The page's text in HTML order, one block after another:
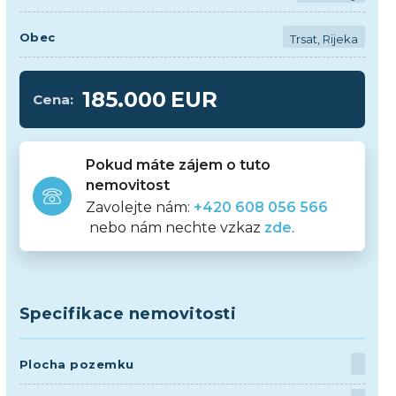
Obec Trsat, Rijeka
Cena: 185.000 EUR
Pokud máte zájem o tuto
nemovitost
Zavolejte nám: +420 608 056 566
nebo nám nechte vzkaz zde.
Specifikace nemovitosti
Plocha pozemku